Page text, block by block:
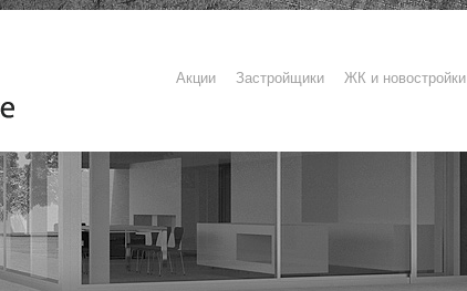
Акции Застройщики ЖК и новостройки